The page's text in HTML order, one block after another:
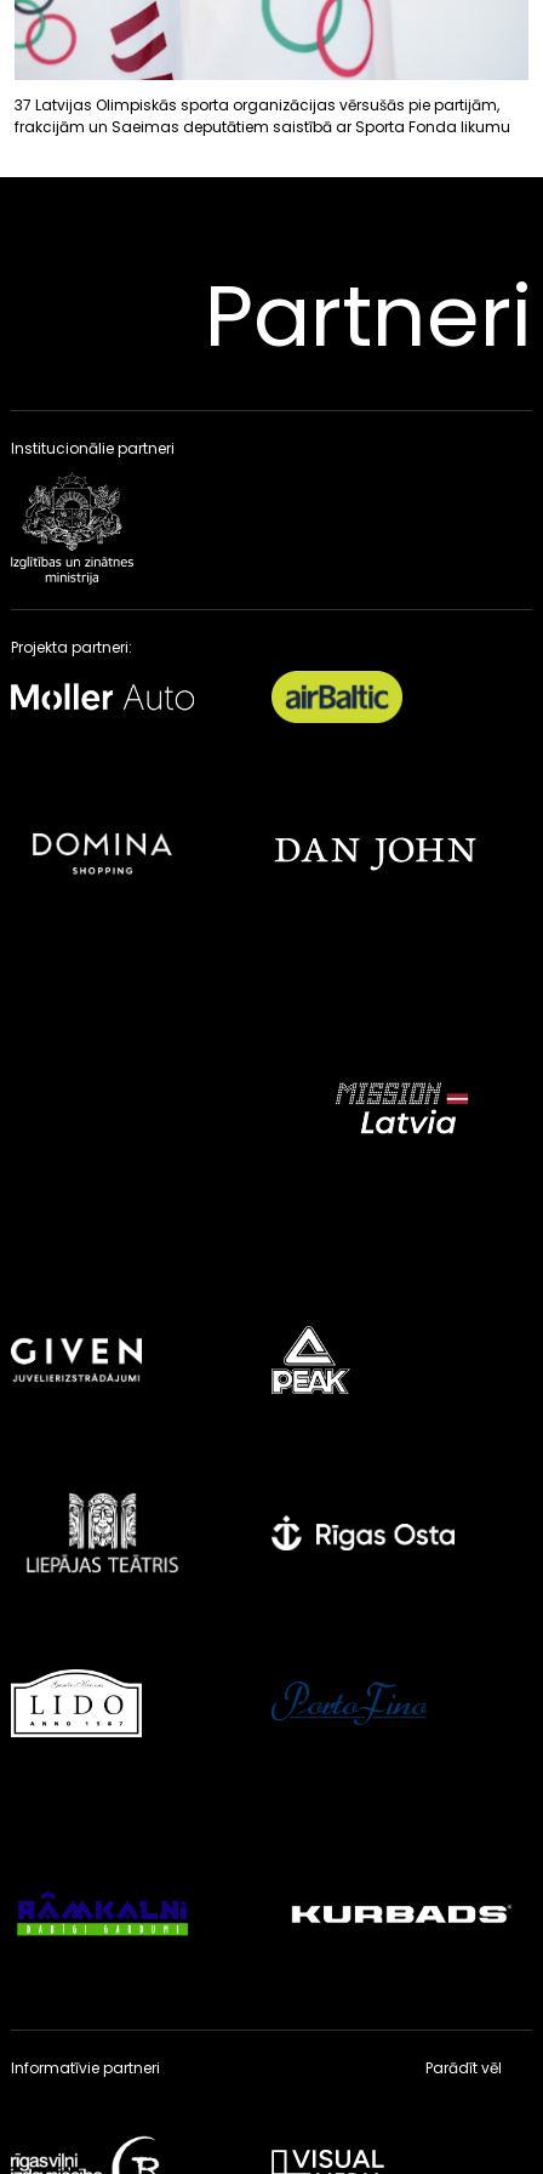
37 Latvijas Olimpiskās sporta organizācijas vērsušās pie partijām,
frakcijām un Saeimas deputātiem saistībā ar Sporta Fonda likumu
Partneri
Institucionālie partneri
Projekta partneri:
Informatīvie partneri Parādīt vēl